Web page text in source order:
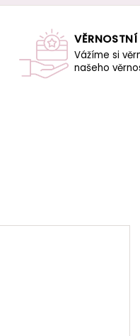
Vážíme si
našeho